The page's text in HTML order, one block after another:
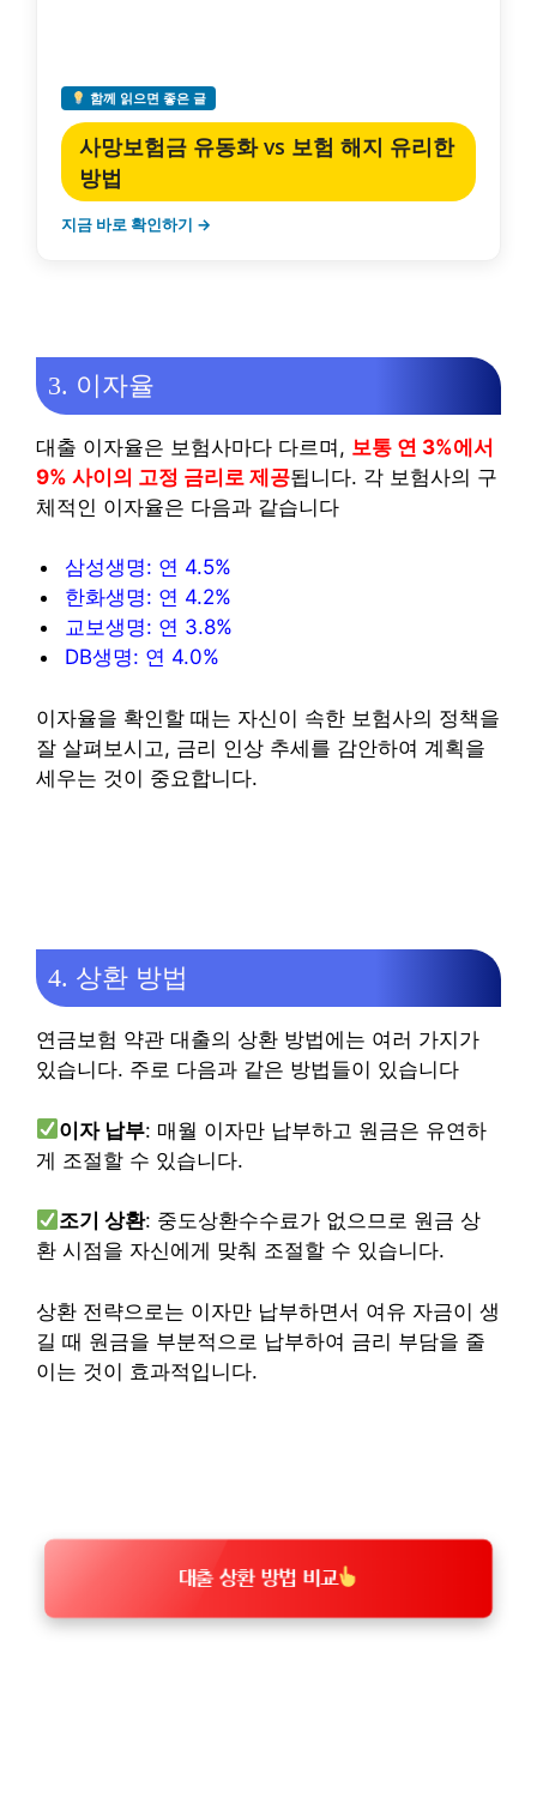
함께 읽으면 좋은 글
사망보험금 유동화 vs 보험 해지 유리한
방법
지금 바로 확인하기 →
3. 이자율
대출 이자율은 보험사마다 다르며, 보통 연 3%에서
9% 사이의 고정 금리로 제공됩니다. 각 보험사의 구
체적인 이자율은 다음과 같습니다
삼성생명: 연 4.5%
한화생명: 연 4.2%
교보생명: 연 3.8%
DB생명: 연 4.0%
이자율을 확인할 때는 자신이 속한 보험사의 정책을
잘 살펴보시고, 금리 인상 추세를 감안하여 계획을
세우는 것이 중요합니다.
4. 상환 방법
연금보험 약관 대출의 상환 방법에는 여러 가지가
있습니다. 주로 다음과 같은 방법들이 있습니다
이자 납부: 매월 이자만 납부하고 원금은 유연하
게 조절할 수 있습니다.
조기 상환: 중도상환수수료가 없으므로 원금 상
환 시점을 자신에게 맞춰 조절할 수 있습니다.
상환 전략으로는 이자만 납부하면서 여유 자금이 생
길 때 원금을 부분적으로 납부하여 금리 부담을 줄
이는 것이 효과적입니다.
대출 상환 방법 비교